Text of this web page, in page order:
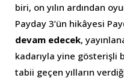
biri, on yılın ardından
Payday 3’ün hikâyesi
devam edecek,
kadarıyla yine gösterişli
tabii geçen yılların